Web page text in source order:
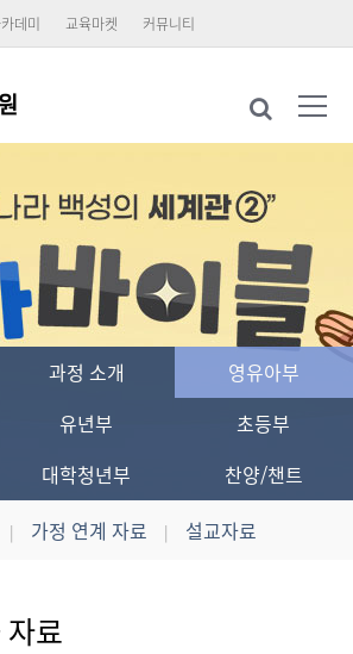
데미 교육마켓 커뮤니티
과정 소개
영유아부
유년부
초등부
대학청년부
찬양/챈트
| 가정 연계 자료 | 설교자료
료